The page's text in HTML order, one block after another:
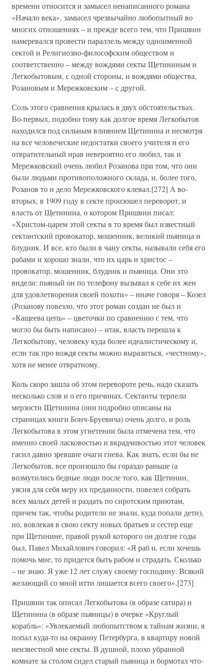
времени относится и замысел ненаписанного романа
«Начало века», замысел чрезвычайно любопытный во
многих отношениях – и прежде всего тем, что Пришвин
намеревался провести параллель между одноименной
сектой и Религиозно-философским обществом и
соответственно – между вождями секты Щетининым и
Легкобытовым, с одной стороны, и вождями общества,
Розановым и Мережковским – с другой.
Соль этого сравнения крылась в двух обстоятельствах.
Во-первых, подобно тому как долгое время Легкобытов
находился под сильным влиянием Щетинина и несмотря
на все человеческие недостатки своего учителя и его
отвратительный нрав невероятно его любил, так и
Мережковский очень любил Розанова при том, что они
были людьми противоположного склада, и, более того,
Розанов то и дело Мережковского клевал.[272] А во-
вторых, в 1909 году в секте произошел переворот, и
власть от Щетинина, о котором Пришвин писал:
«Христом-царем этой секты в то время был известный
сектантский провокатор, мошенник, великий пьяница и
блудник. И все, кто были в чану секты, называли себя его
рабами и хорошо знали, что их царь и христос –
провокатор, мошенник, блудник и пьяница. Они это
видели: пьяный он по телефону вызывал к себе их жен
для удовлетворения своей похоти» – иначе говоря – Козел
(Розанову повезло, что этот роман создан не был и
«Кащеева цепь» – цветочки по сравнению с тем, что
могло бы быть написано) – итак, власть перешла к
Легкобытову, человеку куда более идеалистическому и,
если так про вождя секты можно выразиться, «честному»,
хотя не менее отвратному.
Коль скоро зашла об этом перевороте речь, надо сказать
несколько слов и о его причинах. Сектанты терпели
мерзости Щетинина (они подробно описаны на
страницах книги Бонч-Бруевича) очень долго, и роль
Легкобытова в этом угнетении была отмечена тем, что
именно своей ласковостью и вкрадчивостью этот человек
гасил давно зревшие очаги гнева. Как знать, если бы не
Легкобытов, все произошло бы гораздо раньше (а
возмутились бедные люди после того, как Щетинин,
уясня для себя меру их преданности, повелел собрать
всех малых детей и раздать по сиротским приютам,
причем так, чтобы родители не знали, куда попали дети),
но, вовлекая в свою секту новых братьев и сестер еще
при Щетинине, правой рукой которого он долгие годы
был, Павел Михайлович говорил: «Я раб и, если хочешь
помочь мне, то придется быть рабом и страдать. Сколько
– не знаю. Я уже 12 лет служу своему господину. Всякий
желающий со мной итти лишается всего своего».[273]
Пришвин так описал Легкобытова (в образе сатира) и
Щетинина (в образе пьяницы) в очерке «Круглый
корабль»: «Увлекаемый любопытством к тайнам жизни, я
попал куда-то на окраину Петербурга, в квартиру новой
неизвестной мне секты. В душной, плохо убранной
комнате за столом сидел старый пьяница и бормотал что-